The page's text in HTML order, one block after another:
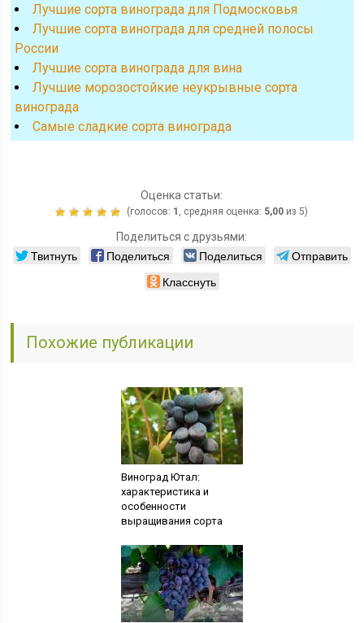
Лучшие сорта винограда для Подмосковья
Лучшие сорта винограда для средней полосы
России
Лучшие сорта винограда для вина
Лучшие морозостойкие неукрывные сорта
винограда
Cамые сладкие сорта винограда
Оценка статьи:
(голосов: 1 , средняя оценка: 5,00 из 5)
Поделиться с друзьями:
Твитнуть Поделиться Поделиться
Отправить
Класснуть
Похожие публикации
Виноград Ютал:
характеристика и
особенности
выращивания сорта